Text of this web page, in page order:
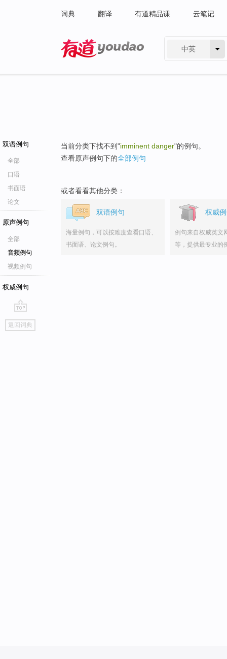
词典 翻译 有道精品课 云笔记
中英
双语例句
全部
口语
书面语
论文
原声例句
全部
音频例句
视频例句
权威例句
go
top
返回词典
当前分类下找不到"imminent danger"的例句。
查看原声例句下的全部例句
或者看看其他分类：
双语例句
海量例句，可以按难度查看口语、
书面语、论文例句。
权威
例句来自权威英文
等，提供最专业的